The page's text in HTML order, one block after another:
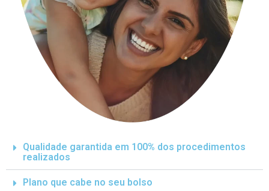
Qualidade garantida em 100% dos procedimentos
realizados
Plano que cabe no seu bolso